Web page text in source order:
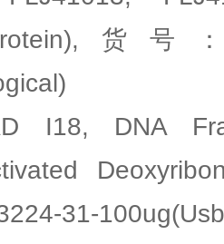
货号
I18, DNA
31-